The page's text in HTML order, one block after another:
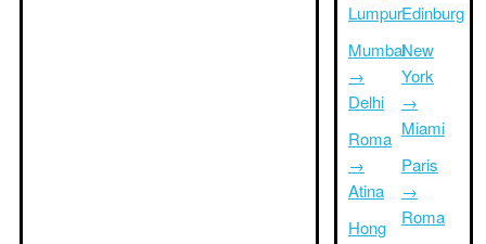
Lumpur
Mumbai
→
Delhi
Roma
→
Atina
Hong
Edinburg
New
York
→
Miami
Paris
→
Roma